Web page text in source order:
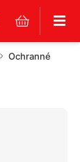
Ochranné